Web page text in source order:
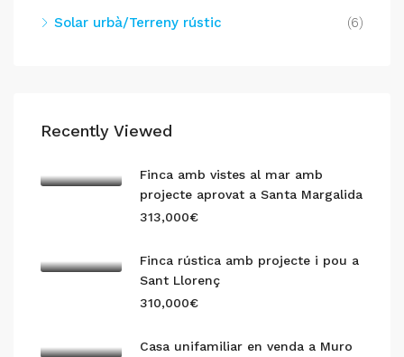
Solar urbà/Terreny rústic
(6)
Recently Viewed
Finca amb vistes al mar amb
projecte aprovat a Santa Margalida
313,000€
Finca rústica amb projecte i pou a
Sant Llorenç
310,000€
Casa unifamiliar en venda a Muro